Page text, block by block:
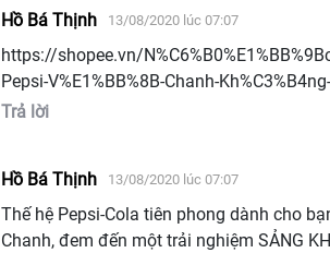
Hồ Bá Thịnh 13/08/2020 lúc 07:07
https://shopee.vn/
Pepsi-V%E1%BB%8B-Chanh-
Trả lời
Hồ Bá Thịnh 13/08/2020 lúc 07:07
Thế hệ Pepsi-Cola tiên phong dành cho
Chanh, đem đến một trải nghiệm SẢNG